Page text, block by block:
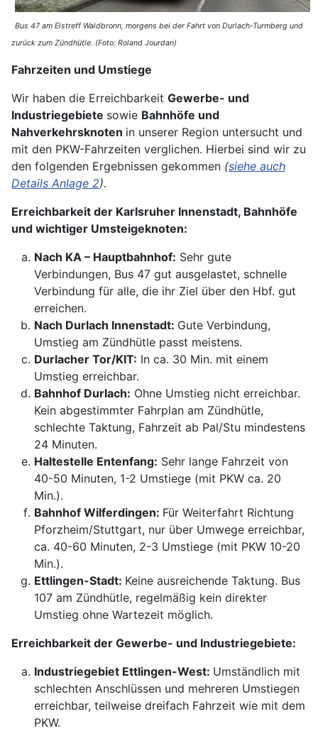
Bus 47 am Eistreff Waldbronn, morgens bei der Fahrt von Durlach-Turmberg und
zurück zum Zündhütle. (Foto: Roland Jourdan)
Fahrzeiten und Umstiege
Wir haben die Erreichbarkeit Gewerbe- und
Industriegebiete sowie Bahnhöfe und
Nahverkehrsknoten in unserer Region untersucht und
mit den PKW-Fahrzeiten verglichen. Hierbei sind wir zu
den folgenden Ergebnissen gekommen (siehe auch
Details Anlage 2).
Erreichbarkeit der Karlsruher Innenstadt, Bahnhöfe
und wichtiger Umsteigeknoten:
Nach KA – Hauptbahnhof: Sehr gute
Verbindungen, Bus 47 gut ausgelastet, schnelle
Verbindung für alle, die ihr Ziel über den Hbf. gut
erreichen.
Nach Durlach Innenstadt: Gute Verbindung,
Umstieg am Zündhütle passt meistens.
Durlacher Tor/KIT: In ca. 30 Min. mit einem
Umstieg erreichbar.
Bahnhof Durlach: Ohne Umstieg nicht erreichbar.
Kein abgestimmter Fahrplan am Zündhütle,
schlechte Taktung, Fahrzeit ab Pal/Stu mindestens
24 Minuten.
Haltestelle Entenfang: Sehr lange Fahrzeit von
40-50 Minuten, 1-2 Umstiege (mit PKW ca. 20
Min.).
Bahnhof Wilferdingen: Für Weiterfahrt Richtung
Pforzheim/Stuttgart, nur über Umwege erreichbar,
ca. 40-60 Minuten, 2-3 Umstiege (mit PKW 10-20
Min.).
Ettlingen-Stadt: Keine ausreichende Taktung. Bus
107 am Zündhütle, regelmäßig kein direkter
Umstieg ohne Wartezeit möglich.
Erreichbarkeit der Gewerbe- und Industriegebiete:
Industriegebiet Ettlingen-West: Umständlich mit
schlechten Anschlüssen und mehreren Umstiegen
erreichbar, teilweise dreifach Fahrzeit wie mit dem
PKW.